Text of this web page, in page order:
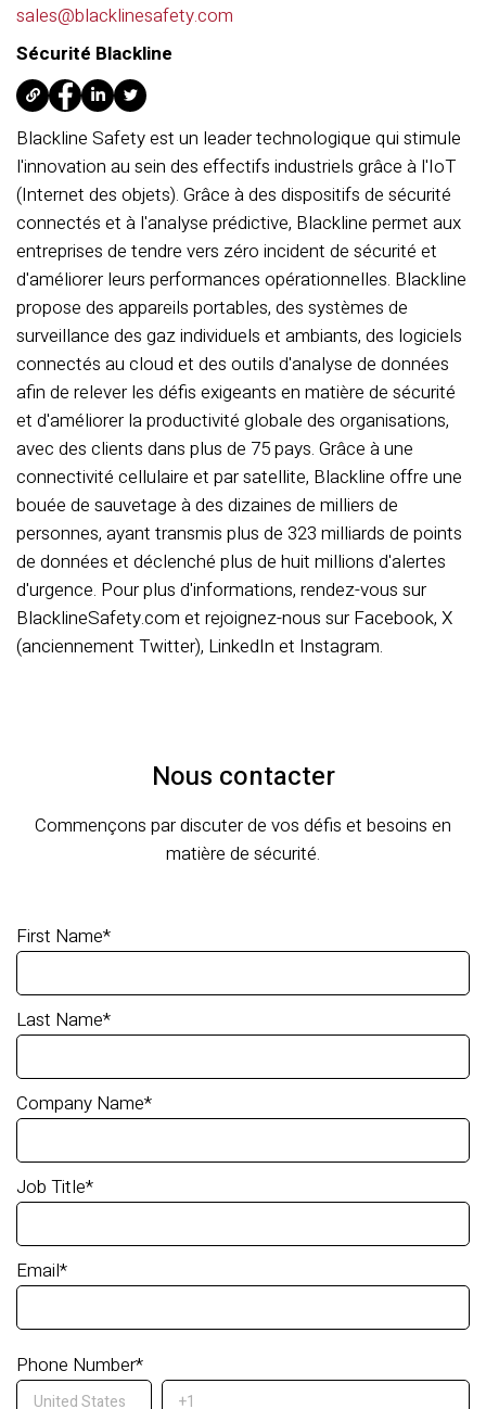
sales@blacklinesafety.com
Sécurité Blackline
Blackline Safety est un leader technologique qui stimule
l'innovation au sein des effectifs industriels grâce à l'IoT
(Internet des objets). Grâce à des dispositifs de sécurité
connectés et à l'analyse prédictive, Blackline permet aux
entreprises de tendre vers zéro incident de sécurité et
d'améliorer leurs performances opérationnelles. Blackline
propose des appareils portables, des systèmes de
surveillance des gaz individuels et ambiants, des logiciels
connectés au cloud et des outils d'analyse de données
afin de relever les défis exigeants en matière de sécurité
et d'améliorer la productivité globale des organisations,
avec des clients dans plus de 75 pays. Grâce à une
connectivité cellulaire et par satellite, Blackline offre une
bouée de sauvetage à des dizaines de milliers de
personnes, ayant transmis plus de 323 milliards de points
de données et déclenché plus de huit millions d'alertes
d'urgence. Pour plus d'informations, rendez-vous sur
BlacklineSafety.com et rejoignez-nous sur Facebook, X
(anciennement Twitter), LinkedIn et Instagram.
Nous contacter
Commençons par discuter de vos défis et besoins en
matière de sécurité.
First Name*
Last Name*
Company Name*
Job Title*
Email*
Phone Number*